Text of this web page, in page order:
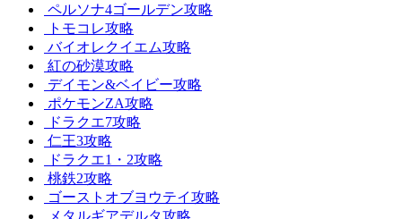
ペルソナ4ゴールデン攻略
トモコレ攻略
バイオレクイエム攻略
紅の砂漠攻略
デイモン&ベイビー攻略
ポケモンZA攻略
ドラクエ7攻略
仁王3攻略
ドラクエ1・2攻略
桃鉄2攻略
ゴーストオブヨウテイ攻略
メタルギアデルタ攻略